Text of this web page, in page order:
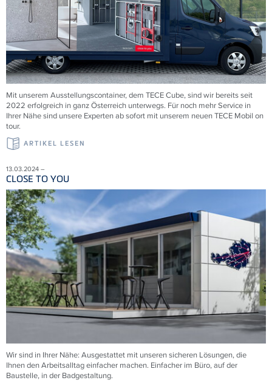
Mit unserem Ausstellungscontainer, dem TECECube, sind wir bereits seit
2022 erfolgreich in ganz Österreich unterwegs. Für noch mehr Service in
Ihrer Nähe sind unsere Experten ab sofort mit unserem neuenTECE Mobil on
tour.
ARTIKEL LESEN
13.03.2024 –
CLOSE TO YOU
Wir sind in Ihrer Nähe: Ausgestattet mit unseren sicheren Lösungen, die
Ihnen den Arbeitsalltag einfacher machen. Einfacher im Büro, auf der
Baustelle, in der Badgestaltung.